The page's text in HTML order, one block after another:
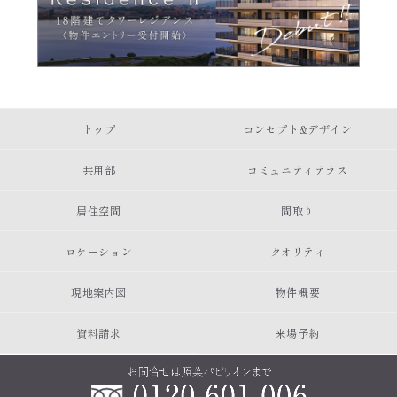
トップ コンセプト&デザイン
共用部 コミュニティテラス
居住空間 間取り
ロケーション クオリティ
現地案内図 物件概要
資料請求 来場予約